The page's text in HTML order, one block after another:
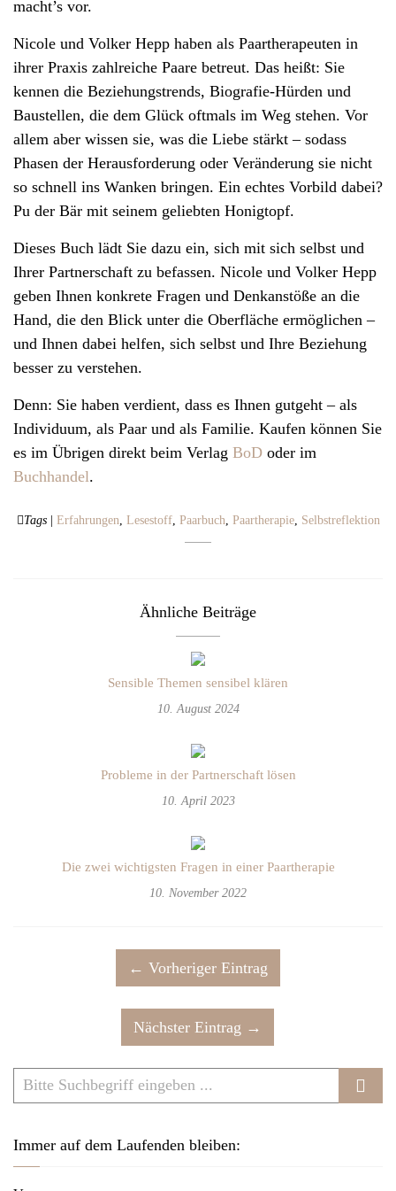
macht’s vor.
Nicole und Volker Hepp haben als Paartherapeuten in
ihrer Praxis zahlreiche Paare betreut. Das heißt: Sie
kennen die Beziehungstrends, Biografie-Hürden und
Baustellen, die dem Glück oftmals im Weg stehen. Vor
allem aber wissen sie, was die Liebe stärkt – sodass
Phasen der Herausforderung oder Veränderung sie nicht
so schnell ins Wanken bringen. Ein echtes Vorbild dabei?
Pu der Bär mit seinem geliebten Honigtopf.
Dieses Buch lädt Sie dazu ein, sich mit sich selbst und
Ihrer Partnerschaft zu befassen. Nicole und Volker Hepp
geben Ihnen konkrete Fragen und Denkanstöße an die
Hand, die den Blick unter die Oberfläche ermöglichen –
und Ihnen dabei helfen, sich selbst und Ihre Beziehung
besser zu verstehen.
Denn: Sie haben verdient, dass es Ihnen gutgeht – als
Individuum, als Paar und als Familie. Kaufen können Sie
es im Übrigen direkt beim Verlag BoD oder im
Buchhandel.
Tags| Erfahrungen, Lesestoff, Paarbuch, Paartherapie, Selbstreflektion
Ähnliche Beiträge
Sensible Themen sensibel klären
10. August 2024
Probleme in der Partnerschaft lösen
10. April 2023
Die zwei wichtigsten Fragen in einer Paartherapie
10. November 2022
← Vorheriger Eintrag
Nächster Eintrag →
Immer auf dem Laufenden bleiben: